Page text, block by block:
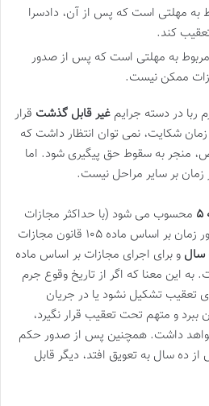
به مهلتی است که پس از آن، دادسرا
کند.
مربوط به مهلتی است که پس از صدور
ممکن نیست.
ربا در دسته جرایم غیر قابل گذشت قرار
زمان شکایت، نمی توان انتظار داشت که
منجر به سقوط حق پیگیری شود. اما
بر سایر مراحل نیست.
محسوب می شود (با حداکثر مجازات
حبس ۳ سال)، مدت زمان مرور زمان بر اساس ماده ۱۰۵ قانون مجازات
و برای اجرای مجازات بر اساس ماده
به این معنا که اگر از تاریخ وقوع جرم
تعقیب تشکیل نشود یا در جریان
و متهم تحت تعقیب قرار نگیرد،
داشت. همچنین پس از صدور حکم
ده سال به تعویق افتد، دیگر قابل